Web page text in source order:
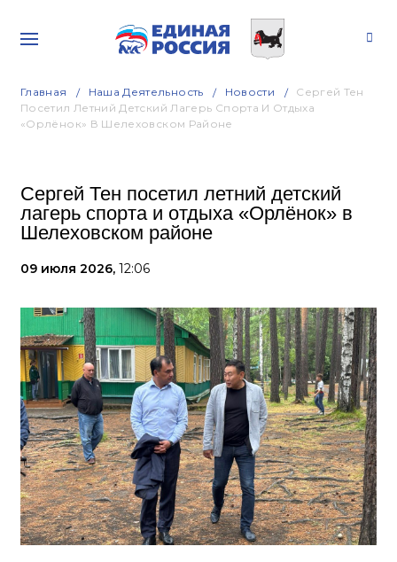
Главная Наша Деятельность Новости
Сергей Тен
Посетил Летний Детский Лагерь Спорта И Отдыха
«Орлёнок» В Шелеховском Районе
Сергей Тен посетил летний детский
лагерь спорта и отдыха «Орлёнок» в
Шелеховском районе
09 июля 2026, 12:06